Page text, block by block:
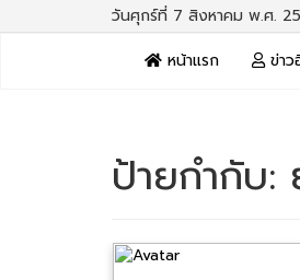
วันศุกร์ที่ 7 สิงหาคม พ.ศ.
หน้าแรก
ข่าว
ป้ายกำกับ: